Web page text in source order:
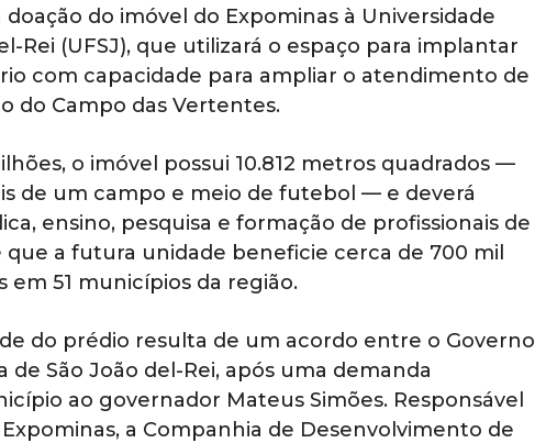
doação do imóvel do Expominas à Universidade
Rei (UFSJ), que utilizará o espaço para implantar
com capacidade para ampliar o atendimento de
do Campo das Vertentes.
o imóvel possui 10.812 metros quadrados —
de um campo e meio de futebol — e deverá
ensino, pesquisa e formação de profissionais de
que a futura unidade beneficie cerca de 700 mil
em 51 municípios da região.
do prédio resulta de um acordo entre o Governo
de São João del-Rei, após uma demanda
ao governador Mateus Simões. Responsável
a Companhia de Desenvolvimento de